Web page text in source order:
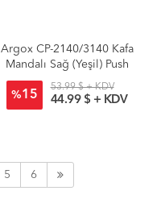
Argox CP-2140/3140 Kafa
Mandalı Sağ (Yeşil) Push
%15
53.99 $ + KDV
44.99 $ + KDV
5 6